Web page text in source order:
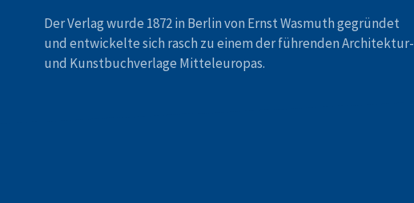
Der Verlag wurde 1872 in Berlin von Ernst Wasmuth gegründet
und entwickelte sich rasch zu einem der führenden Architektur-
und Kunstbuchverlage Mitteleuropas.